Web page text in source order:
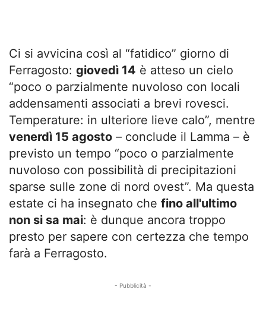
Ci si avvicina così al “fatidico” giorno di
Ferragosto: giovedì 14 è atteso un cielo
“poco o parzialmente nuvoloso con locali
addensamenti associati a brevi rovesci.
Temperature: in ulteriore lieve calo”, mentre
venerdì 15 agosto – conclude il Lamma – è
previsto un tempo “poco o parzialmente
nuvoloso con possibilità di precipitazioni
sparse sulle zone di nord ovest”. Ma questa
estate ci ha insegnato che fino all'ultimo
non si sa mai: è dunque ancora troppo
presto per sapere con certezza che tempo
farà a Ferragosto.
- Pubblicità -